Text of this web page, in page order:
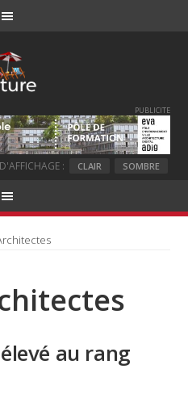
PUBLICITE
: CLAIR SOMBRE
au rang